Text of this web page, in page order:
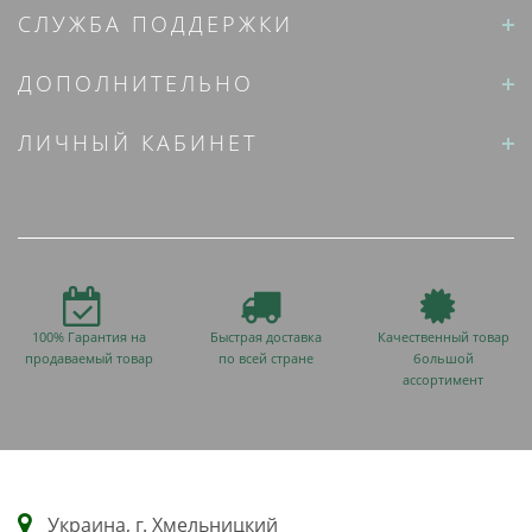
СЛУЖБА ПОДДЕРЖКИ
ДОПОЛНИТЕЛЬНО
ЛИЧНЫЙ КАБИНЕТ
100% Гарантия на
продаваемый товар
Быстрая доставка
по всей стране
Качественный товар
большой
ассортимент
Украина, г. Хмельницкий